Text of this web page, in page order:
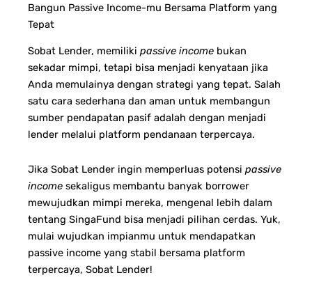
Bangun Passive Income-mu Bersama Platform yang
Tepat
Sobat Lender, memiliki passive income bukan
sekadar mimpi, tetapi bisa menjadi kenyataan jika
Anda memulainya dengan strategi yang tepat. Salah
satu cara sederhana dan aman untuk membangun
sumber pendapatan pasif adalah dengan menjadi
lender melalui platform pendanaan terpercaya.
Jika Sobat Lender ingin memperluas potensi passive
income sekaligus membantu banyak borrower
mewujudkan mimpi mereka, mengenal lebih dalam
tentang SingaFund bisa menjadi pilihan cerdas. Yuk,
mulai wujudkan impianmu untuk mendapatkan
passive income yang stabil bersama platform
terpercaya, Sobat Lender!